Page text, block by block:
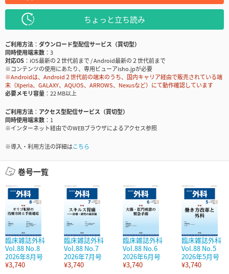
ちょっと立ち読み
ご利用方法
ダウンロード型配信サービス（買切型）
同時使用端末数
3
対応OS
iOS最新の２世代前まで / Android最新の２世代前まで
※コンテンツの使用にあたり、専用ビューアisho.jpが必要
※Androidは、Android２世代前の端末のうち、国内キャリア経由で販売されている端
末（Xperia、GALAXY、AQUOS、ARROWS、Nexusなど）にて動作確認しています
必要メモリ容量
22 MB以上
ご利用方法
アクセス型配信サービス（買切型）
同時使用端末数
1
※インターネット経由でのWEBブラウザによるアクセス参照
※導入・利用方法の詳細はこちら
巻号一覧
臨床雑誌外科
Vol.88 No.8
2026年8月号
¥3,740
臨床雑誌外科
Vol.88 No.7
2026年7月号
¥3,740
臨床雑誌外科
Vol.88 No.6
2026年6月号
¥3,740
臨床雑誌外科
Vol.88 No.5
2026年5月号
¥3,740